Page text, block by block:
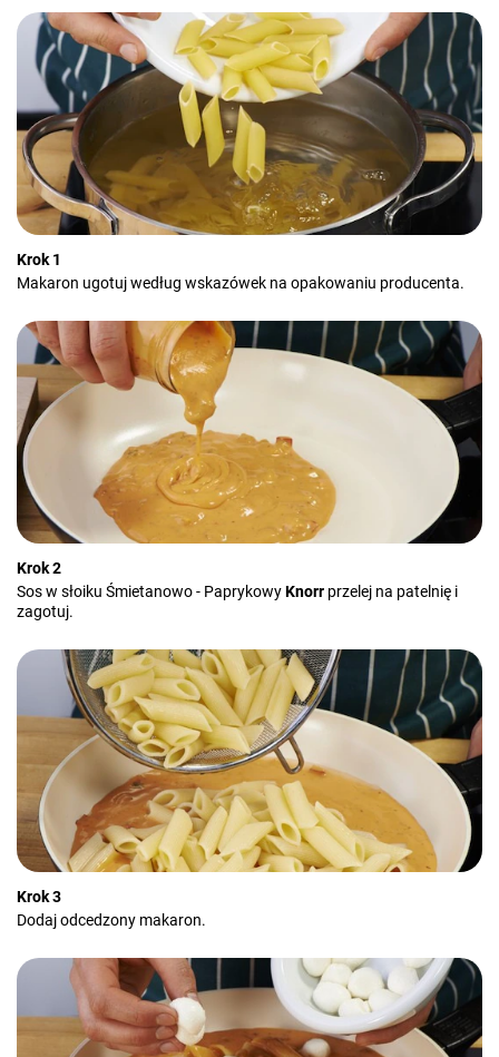
Krok 1
Makaron ugotuj według wskazówek na opakowaniu producenta.
Krok 2
Sos w słoiku Śmietanowo - PaprykowyKnorr przelej na patelnię i
zagotuj.
Krok 3
Dodaj odcedzony makaron.